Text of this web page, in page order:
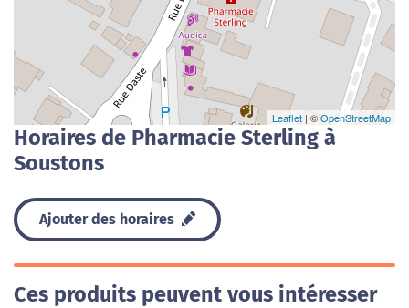
Leaflet | ©OpenStreetMap
Horaires de Pharmacie Sterling à
Soustons
Ajouter des horaires
Ces produits peuvent vous intéresser